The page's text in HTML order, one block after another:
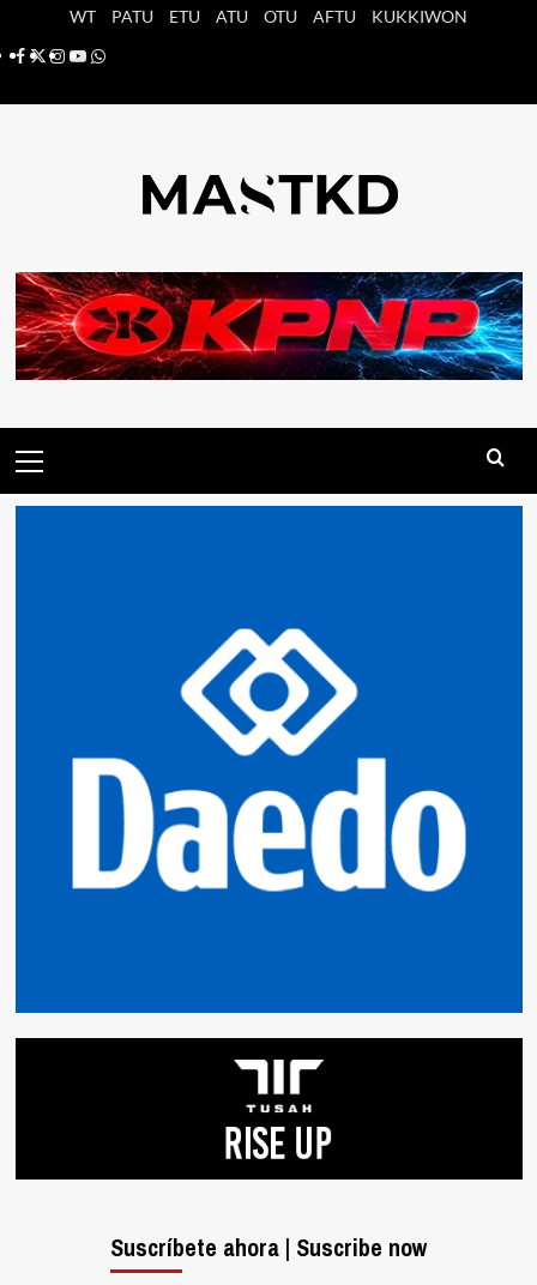
WT PATU ETU ATU OTU AFTU
KUKKIWON
Facebook
X Instagram
YouTube
Whatsapp
principal
Suscríbete ahora | Suscribe now